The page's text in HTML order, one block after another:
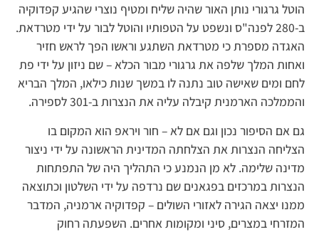
הוטל גרגורי נותן האור שהיה שליח ומטיף נוצרי שהגיע קפדוקיה
ב-280 לפנה"ס ונשפט על הטפותיו והוטל לבור על ידי מטרדאת.
האגדה מספרת כי מטרדאת השתגע וראשו הפך לראש חזיר
ואחות המלך שלפה את גרגורי מבור הכלא – שם ניזון על ידי פת
לחם ומים שאישה טוב נתנה לו במשך שנות כילאו, המלך הבריא
והממלכה הארמנית קיבלה עליה את הנצרות ב-301 לספירה.
גם אם הסיפור נכון וגם אם לא – חור ויראפ הוא המקום בו
הצליחה הנצרות את הצלחתה המדינית הראשונה על ידי ניצור
מדינה שלימה. לא מן הנמנע כי התהליך היה של התפתחות
הנצרות במרכזים בפגאנים שם נרדפה על ידי השלטון וכתוצאה
ממנו יצאה הגירה לאזורי השולים – קפדוקיה ארמניה, המדבר
המזרחי במצרים, סיני ומקומות אחרים. השפעתה רחוק